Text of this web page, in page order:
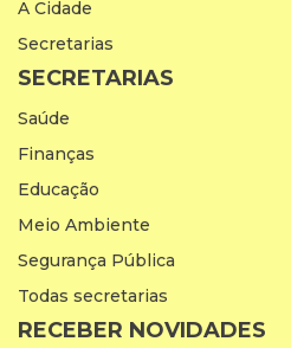
A Cidade
Secretarias
SECRETARIAS
Saúde
Finanças
Educação
Meio Ambiente
Segurança Pública
Todas secretarias
RECEBER NOVIDADES